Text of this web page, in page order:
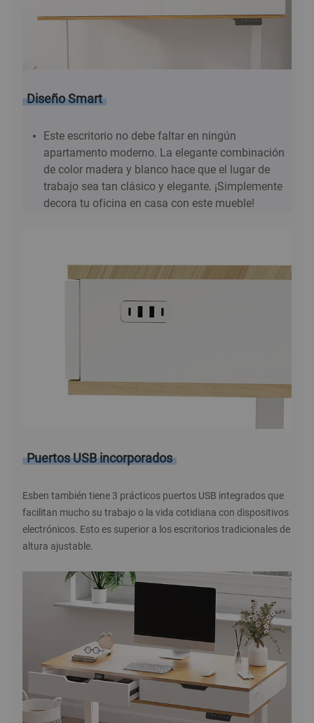
Diseño Smart
Este escritorio no debe faltar en ningún
apartamento moderno. La elegante combinación
de color madera y blanco hace que el lugar de
trabajo sea tan clásico y elegante. ¡Simplemente
decora tu oficina en casa con este mueble!
Puertos USB incorporados
Esben también tiene 3 prácticos puertos USB integrados que
facilitan mucho su trabajo o la vida cotidiana con dispositivos
electrónicos. Esto es superior a los escritorios tradicionales de
altura ajustable.